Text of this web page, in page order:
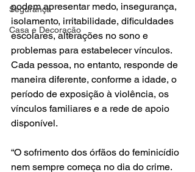
Segurança
Casa e Decoração
podem apresentar medo, insegurança,
isolamento, irritabilidade, dificuldades
escolares, alterações no sono e
problemas para estabelecer vínculos.
Cada pessoa, no entanto, responde de
maneira diferente, conforme a idade, o
período de exposição à violência, os
vínculos familiares e a rede de apoio
disponível.
“O sofrimento dos órfãos do feminicídio
nem sempre começa no dia do crime.